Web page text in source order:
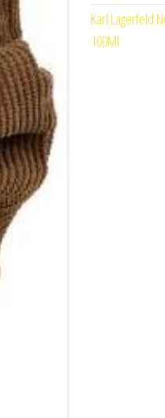
Karl Lagerfeld
100Ml